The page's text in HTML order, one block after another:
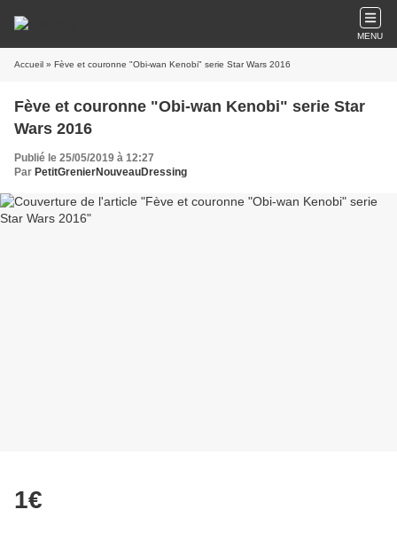
MENU
Accueil » Fève et couronne "Obi-wan Kenobi" serie Star Wars 2016
Fève et couronne "Obi-wan Kenobi" serie Star
Wars 2016
Publié le 25/05/2019 à 12:27
Par PetitGrenierNouveauDressing
1€